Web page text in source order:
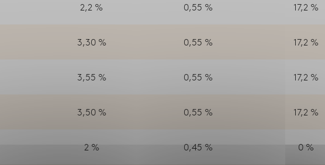
2,2 % 0,55 % 17,2 %
3,30 % 0,55 % 17,2 %
3,55 % 0,55 % 17,2 %
3,50 % 0,55 % 17,2 %
2 % 0,45 % 0 %